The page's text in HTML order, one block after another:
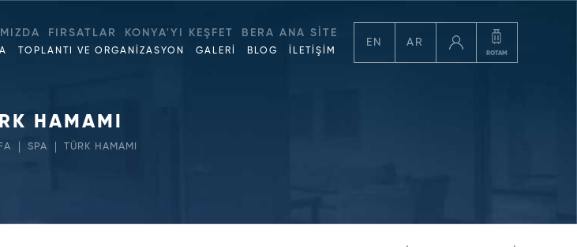
FIRSATLAR KONYA'YI KEŞFET BERA ANA SİTE
TOPLANTI VE ORGANİZASYON GALERİ BLOG İLETİŞİM
EN AR
ROTAM
HAMAMI
SPA TÜRK HAMAMI